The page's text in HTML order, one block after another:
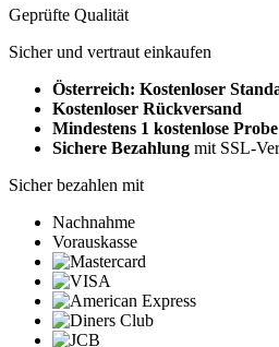
Geprüfte Qualität
Sicher und vertraut einkaufen
Österreich: Kostenloser
Kostenloser Rückversand
Mindestens 1 kostenlose Probe
Sichere Bezahlung mit SSL-
Sicher bezahlen mit
Nachnahme
Vorauskasse